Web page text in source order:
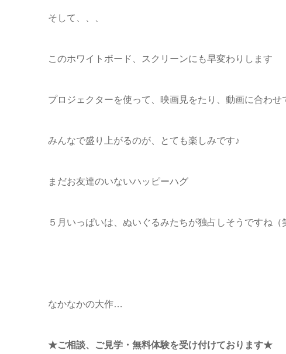
そして、、、
このホワイトボード、スクリーンにも早変わりします
プロジェクターを使って、映画見をたり、動画に合わせ
みんなで盛り上がるのが、とても楽しみです♪
まだお友達のいないハッピーハグ
５月いっぱいは、ぬいぐるみたちが独占しそうですね（
なかなかの大作…
★ご相談、ご見学・無料体験を受け付けております★